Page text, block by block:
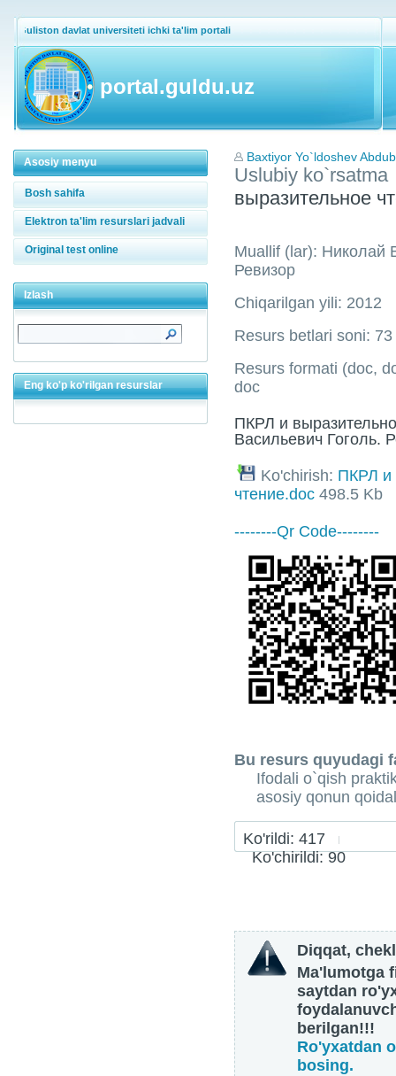
Guliston davlat universiteti ichki ta'lim portali
portal.guldu.uz
Asosiy menyu
Bosh sahifa
Elektron ta'lim resurslari jadvali
Original test online
Izlash
Eng ko'p ko'rilgan resurslar
Baxtiyor Yo`ldoshev
Uslubiy ko`rsatma
выразительное
Muallif (lar): Николай
Ревизор
Chiqarilgan yili: 2012
Resurs betlari soni: 73
Resurs formati (doc,
doc
ПКРЛ и
Васильевич Гоголь.
Ko'chirish: ПКРЛ и
чтение.doc 498.5 Kb
--------Qr Code--------
Bu resurs quyudagi
Ifodali o`qish
asosiy qonun
Ko'rildi: 417
Ko'chirildi: 90
Diqqat,
Ma'lumotga
saytdan
berilgan!!!
Ro'yxatdan
bosing.